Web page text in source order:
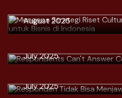
August 2025
> Respondents
Correctly!
July 2025
> Responden Tidak
yang Benar!
July 2025
> Lebih dari
Pelanggan Asli